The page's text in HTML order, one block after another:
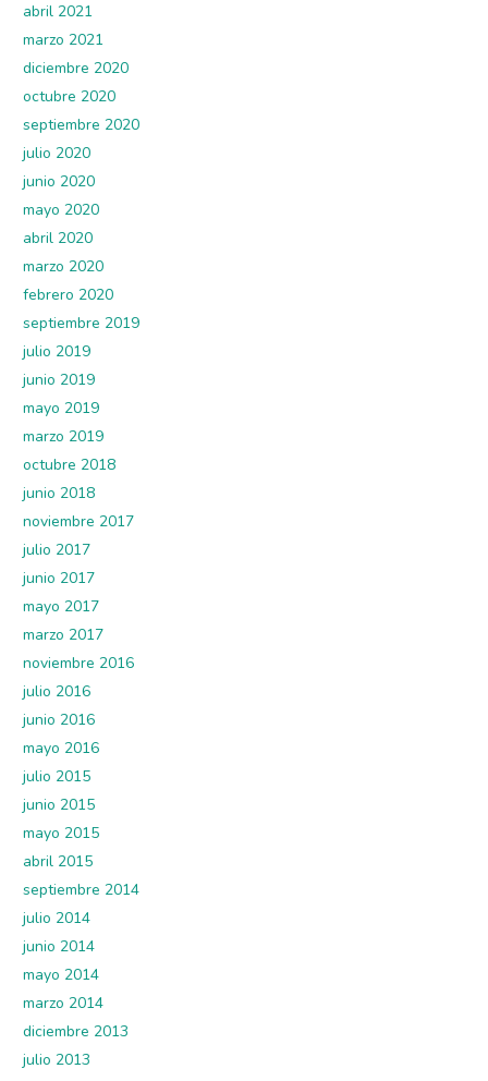
abril 2021
marzo 2021
diciembre 2020
octubre 2020
septiembre 2020
julio 2020
junio 2020
mayo 2020
abril 2020
marzo 2020
febrero 2020
septiembre 2019
julio 2019
junio 2019
mayo 2019
marzo 2019
octubre 2018
junio 2018
noviembre 2017
julio 2017
junio 2017
mayo 2017
marzo 2017
noviembre 2016
julio 2016
junio 2016
mayo 2016
julio 2015
junio 2015
mayo 2015
abril 2015
septiembre 2014
julio 2014
junio 2014
mayo 2014
marzo 2014
diciembre 2013
julio 2013